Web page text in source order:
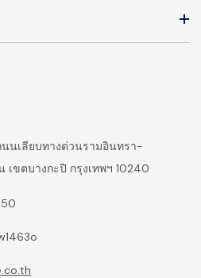
นเลียบทางด่วนรามอินทรา-
ขตบางกะปิ กรุงเทพฯ 10240